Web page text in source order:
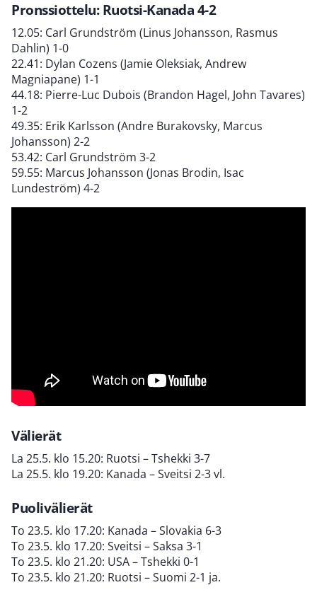
Pronssiottelu: Ruotsi-Kanada 4-2
12.05: Carl Grundström (Linus Johansson, Rasmus
Dahlin) 1-0
22.41: Dylan Cozens (Jamie Oleksiak, Andrew
Magniapane) 1-1
44.18: Pierre-Luc Dubois (Brandon Hagel, John Tavares)
1-2
49.35: Erik Karlsson (Andre Burakovsky, Marcus
Johansson) 2-2
53.42: Carl Grundström 3-2
59.55: Marcus Johansson (Jonas Brodin, Isac
Lundeström) 4-2
Välierät
La 25.5. klo 15.20: Ruotsi – Tshekki 3-7
La 25.5. klo 19.20: Kanada – Sveitsi 2-3 vl.
Puolivälierät
To 23.5. klo 17.20: Kanada – Slovakia 6-3
To 23.5. klo 17.20: Sveitsi – Saksa 3-1
To 23.5. klo 21.20: USA – Tshekki 0-1
To 23.5. klo 21.20: Ruotsi – Suomi 2-1 ja.